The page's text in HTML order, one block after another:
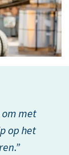
om met
op het